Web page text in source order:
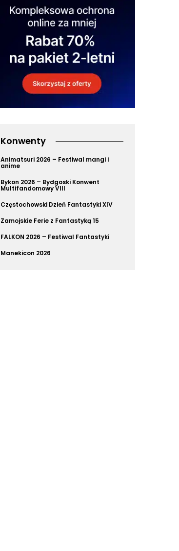
Konwenty
Animatsuri 2026 – Festiwal mangi i
anime
Bykon 2026 – Bydgoski Konwent
Multifandomowy VIII
Częstochowski Dzień Fantastyki XIV
Zamojskie Ferie z Fantastyką 15
FALKON 2026 – Festiwal Fantastyki
Manekicon 2026